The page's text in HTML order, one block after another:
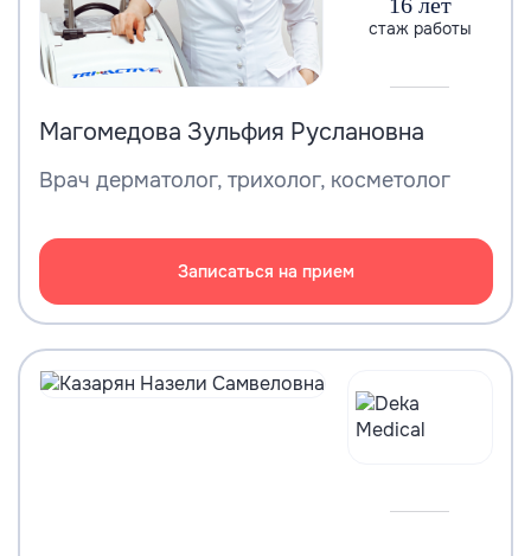
стаж работы
Магомедова Зульфия Руслановна
Врач дерматолог, трихолог, косметолог
Записаться на прием